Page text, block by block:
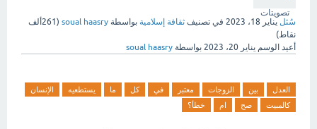
تصويتات
سُئل يناير 18، 2023 في تصنيف ثقافة إسلامية بواسطة soual haasry
( 261ألف
نقاط)
أعيد الوسم يناير 20، 2023 بواسطة soual haasry
العدل بين الزوجات معتبر في كل ما يستطعيه
الإنسان
كالمبيت
صح ام خطأ؟